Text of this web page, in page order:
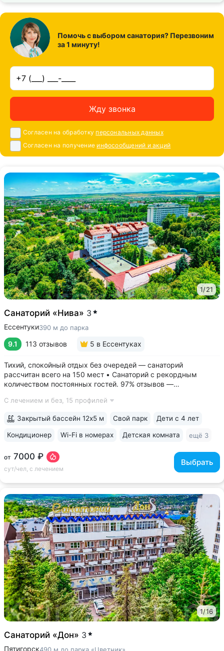
Помочь с выбором санатория? Перезвоним
за 1 минуту!
Жду звонка
Согласен на обработку персональных данных
Согласен на получение инфосообщений и акций
1/21
Санаторий «Нива» 3
Ессентуки390 м до парка
9.1 113 отзывов 5 в Ессентуках
Тихий, спокойный отдых без очередей — санаторий
рассчитан всего на 150 мест • Санаторий с рекордным
количеством постоянных гостей. 97% отзывов —
до Грязелечебницы им. Семашко и бюветов минеральной
С лечением и без, 15 профилей
от 7000 ₽
сут/чел, с лечением
Выбрать
Закрытый бассейн 12х5 м Свой парк Дети с 4 лет
Кондиционер Wi-Fi в номерах Детская комната ещё 3
1/16
Санаторий «Дон» 3
Пятигорск